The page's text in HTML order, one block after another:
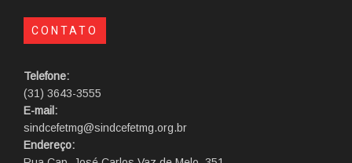
CONTATO
Telefone:
(31) 3643-3555
E-mail:
sindcefetmg@sindcefetmg.org.br
Endereço: